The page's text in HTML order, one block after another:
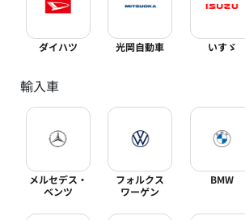
ダイハツ 光岡自動車 いすゞ
輸入車
メルセデス・
ベンツ
フォルクス
ワーゲン
BMW